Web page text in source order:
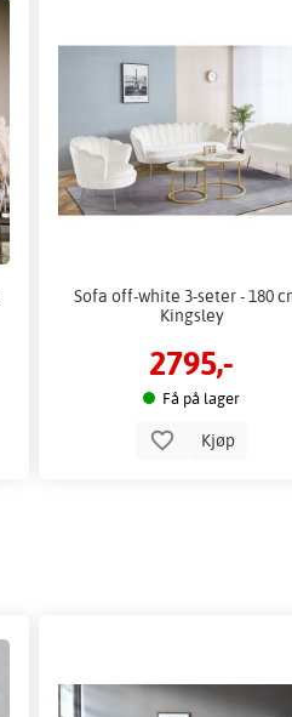
Sofa off-white 3-seter - 180
Kingsley
2795,-
Få på lager
Kjøp